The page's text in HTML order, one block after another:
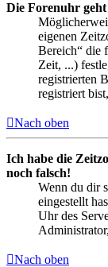
Die Forenuhr geht
eigenen
Bereich“ die
Zeit, ...)
registrierten
registriert
Nach oben
Ich habe die
noch falsch!
Wenn du dir
eingestellt
Uhr des
Nach oben